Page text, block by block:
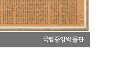
국립중앙박물관